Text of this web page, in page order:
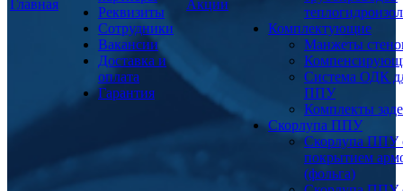
Главная
Реквизиты
Сотрудники
Вакансии
Доставка и
оплата
Гарантия
Акции
Комплектующие
Манжеты
Система ОДК
ППУ
Комплекты
Скорлупа ППУ
Скорлупа ППУ
покрытием
(фольга)